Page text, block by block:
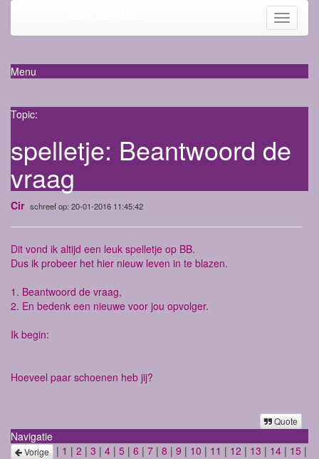
Toggle
Menu
Topic:
spelletje: Beantwoord de
vraag
Cir schreef op: 20-01-2016 11:45:42
Dit vond ik altijd een leuk spelletje op BB.
Dus ik probeer het hier nieuw leven in te blazen.
1. Beantwoord de vraag,
2. En bedenk een nieuwe voor jou opvolger.
Ik begin:
Hoeveel paar schoenen heb jij?
Quote
Navigatie
Vorige | 1 | 2 | 3 | 4 | 5 | 6 | 7 | 8 | 9 | 10 | 11 | 12 | 13 | 14 | 15 |